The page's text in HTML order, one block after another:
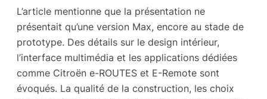
L’article mentionne que la présentation ne
présentait qu’une version Max, encore au stade de
prototype. Des détails sur le design intérieur,
l’interface multimédia et les applications dédiées
comme Citroën e-ROUTES et E-Remote sont
évoqués. La qualité de la construction, les choix